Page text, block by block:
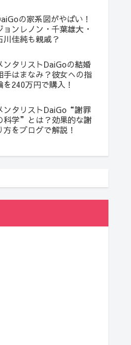
の家系図がやばい！
ョンレノン・千葉雄大・
川佳純も親戚？
ンタリストDaiGoの結婚
手はまなみ？彼女への指
を240万円で購入！
ンタリストDaiGo“謝罪
科学”とは？効果的な謝
方をブログで解説！